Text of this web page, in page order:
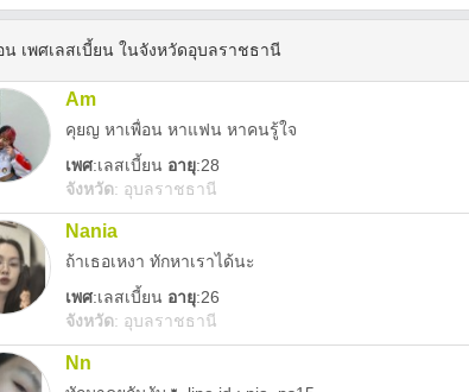
น เพศเลสเบี้ยน ในจังหวัดอุบลราชธานี
Am
คุยญ หาเพื่อน หาแฟน หาคนรู้ใจ
เพศ:เลสเบี้ยน อายุ:28
จังหวัด: อุบลราชธานี
Nania
ถ้าเธอเหงา ทักหาเราได้นะ
เพศ:เลสเบี้ยน อายุ:26
จังหวัด: อุบลราชธานี
Nn